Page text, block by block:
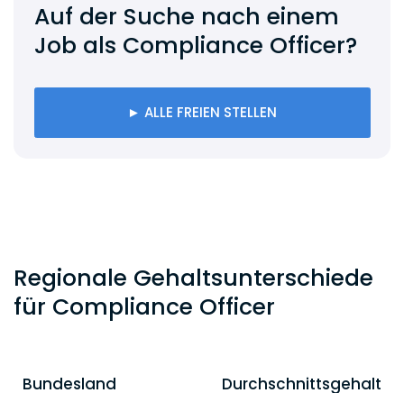
Auf der Suche nach einem
Job als Compliance Officer?
► ALLE FREIEN STELLEN
Regionale Gehaltsunterschiede
für Compliance Officer
Bundesland Durchschnittsgehalt